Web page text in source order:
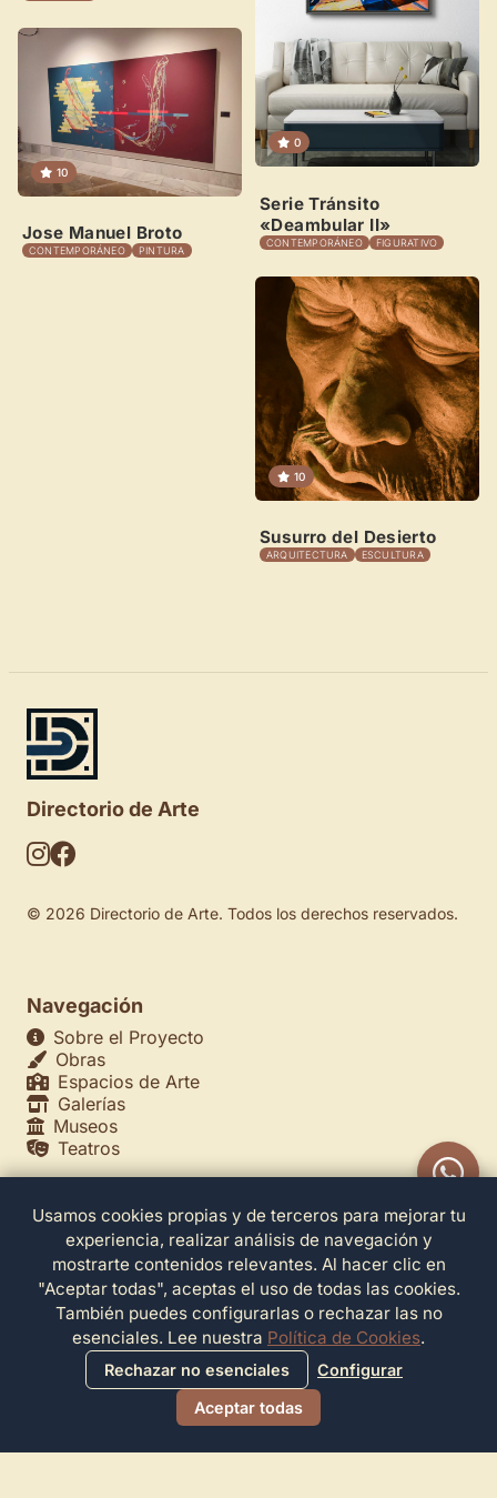
10
Jose Manuel Broto
CONTEMPORÁNEO PINTURA
0
Serie Tránsito
«Deambular II»
CONTEMPORÁNEO FIGURATIVO
10
Susurro del Desierto
ARQUITECTURA ESCULTURA
Directorio de Arte
© 2026 Directorio de Arte. Todos los derechos reservados.
Navegación
Sobre el Proyecto
Obras
Espacios de Arte
Galerías
Museos
Teatros
Legales
Política de Privacidad
Política de Cookies
Configuración de Cookies
Términos de Servicio
Contacto
Crear cuenta y abrir mi Panel Explorar obras
Usamos cookies propias y de terceros para mejorar tu
experiencia, realizar análisis de navegación y
mostrarte contenidos relevantes. Al hacer clic en
"Aceptar todas", aceptas el uso de todas las cookies.
También puedes configurarlas o rechazar las no
esenciales. Lee nuestra Política de Cookies.
Rechazar no esenciales
Configurar
Aceptar todas